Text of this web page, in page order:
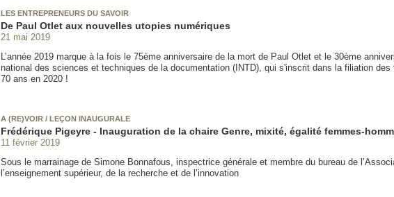
LES ENTREPRENEURS DU SAVOIR
De Paul Otlet aux nouvelles utopies numériques
21 mai 2019
L’année 2019 marque à la fois le 75ème anniversaire de la mort de Paul Otlet et le 30ème
national des sciences et techniques de la documentation (INTD), qui s'inscrit dans la filiation
70 ans en 2020 !
A (RE)VOIR / LEÇON INAUGURALE
Frédérique Pigeyre - Inauguration de la chaire Genre, mixité, égalité femmes-
11 février 2019
Sous le marrainage de Simone Bonnafous, inspectrice générale et membre du bureau de
l’enseignement supérieur, de la recherche et de l’innovation